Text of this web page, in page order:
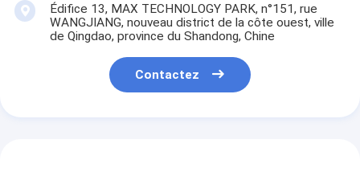
Édifice 13, MAX TECHNOLOGY PARK, n°151, rue
WANGJIANG, nouveau district de la côte ouest, ville
de Qingdao, province du Shandong, Chine
Contactez